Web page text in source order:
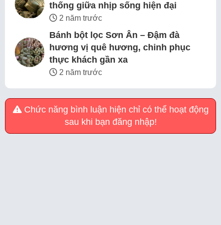
thống giữa nhịp sống hiện đại
2 năm trước
Bánh bột lọc Sơn Ân – Đậm đà
hương vị quê hương, chinh phục
thực khách gần xa
2 năm trước
Chức năng bình luận hiện chỉ có thể hoạt động
sau khi bạn đăng nhập!